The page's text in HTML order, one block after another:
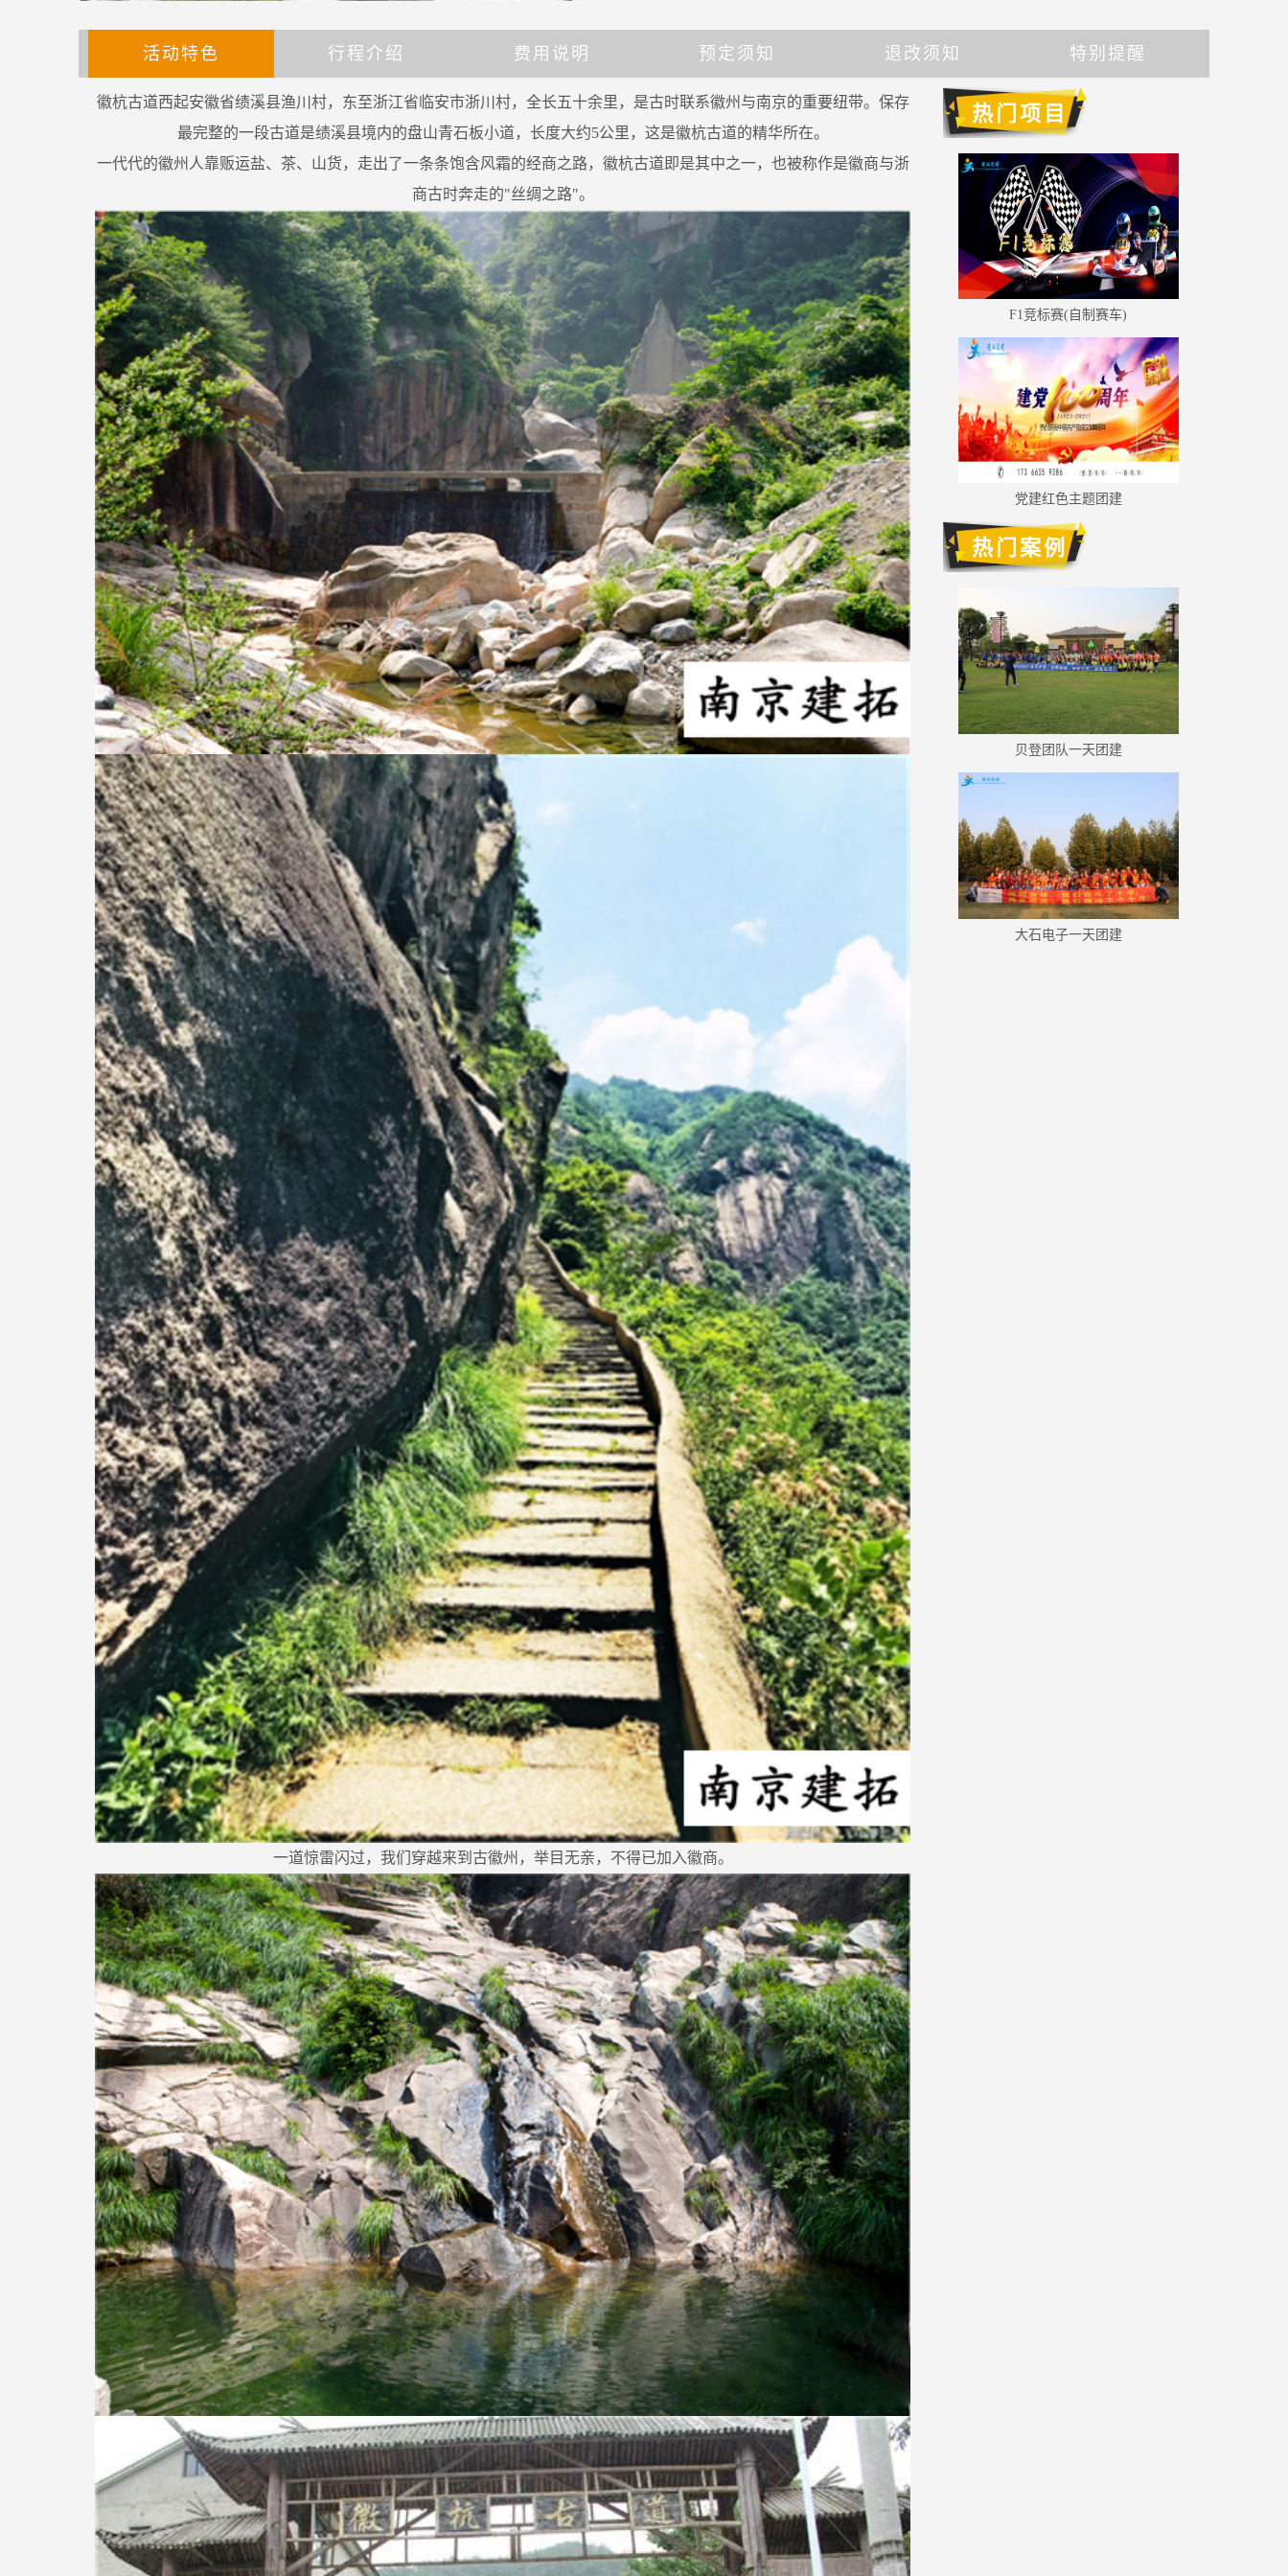
活动特色 行程介绍 费用说明 预定须知 退改须知 特别提醒
徽杭古道西起安徽省绩溪县渔川村，东至浙江省临安市浙川村，全长五十余里，是古时联系徽州与南京的重要纽带。保存
最完整的一段古道是绩溪县境内的盘山青石板小道，长度大约5公里，这是徽杭古道的精华所在。
一代代的徽州人靠贩运盐、茶、山货，走出了一条条饱含风霜的经商之路，徽杭古道即是其中之一，也被称作是徽商与浙
商古时奔走的"丝绸之路"。
一道惊雷闪过，我们穿越来到古徽州，举目无亲，不得已加入徽商。
热门项目
F1竞标赛(自制赛车)
党建红色主题团建
热门案例
贝登团队一天团建
大石电子一天团建